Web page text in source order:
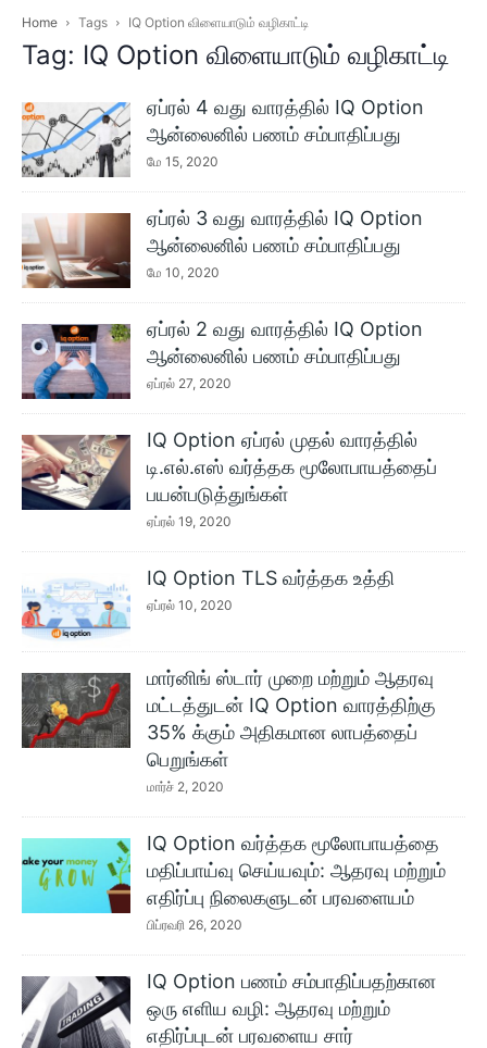
Home Tags IQ Option விளையாடும் வழிகாட்டி
Tag: IQ Option விளையாடும் வழிகாட்டி
ஏப்ரல் 4 வது வாரத்தில் IQ Option
ஆன்லைனில் பணம் சம்பாதிப்பது
மே 15, 2020
ஏப்ரல் 3 வது வாரத்தில் IQ Option
ஆன்லைனில் பணம் சம்பாதிப்பது
மே 10, 2020
ஏப்ரல் 2 வது வாரத்தில் IQ Option
ஆன்லைனில் பணம் சம்பாதிப்பது
ஏப்ரல் 27, 2020
IQ Option ஏப்ரல் முதல் வாரத்தில்
டி.எல்.எஸ் வர்த்தக மூலோபாயத்தைப்
பயன்படுத்துங்கள்
ஏப்ரல் 19, 2020
IQ Option TLS வர்த்தக உத்தி
ஏப்ரல் 10, 2020
மார்னிங் ஸ்டார் முறை மற்றும் ஆதரவு
மட்டத்துடன் IQ Option வாரத்திற்கு
35% க்கும் அதிகமான லாபத்தைப்
பெறுங்கள்
மார்ச் 2, 2020
IQ Option வர்த்தக மூலோபாயத்தை
மதிப்பாய்வு செய்யவும்: ஆதரவு மற்றும்
எதிர்ப்பு நிலைகளுடன் பரவளையம்
பிப்ரவரி 26, 2020
IQ Option பணம் சம்பாதிப்பதற்கான
ஒரு எளிய வழி: ஆதரவு மற்றும்
எதிர்ப்புடன் பரவளைய சார்